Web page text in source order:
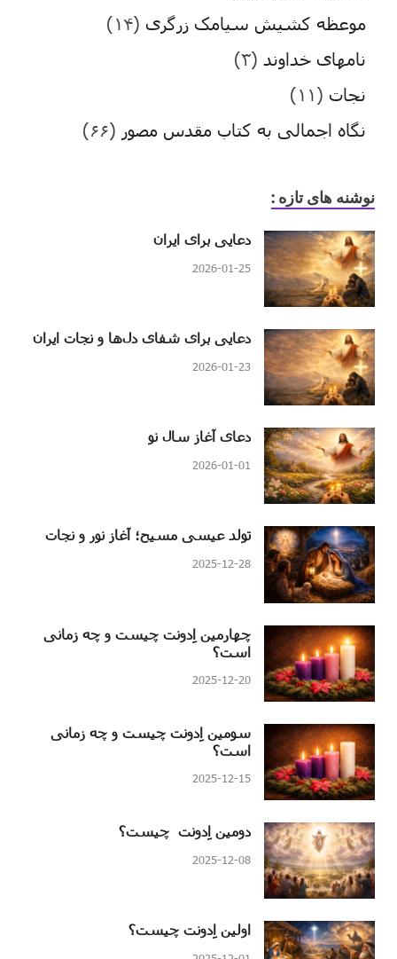
موعظه کشیش سیامک زرگری (۱۴)
نامهای خداوند (۳)
نجات (۱۱)
نگاه اجمالی به کتاب مقدس مصور (۶۶)
نوشنه های تازه :
دعایی برای ایران
2026-01-25
دعایی برای شفای دل‌ها و نجات ایران
2026-01-23
دعای آغاز سال نو
2026-01-01
تولد عیسی مسیح؛ آغاز نور و نجات
2025-12-28
چهارمین اِدونت چیست و چه زمانی
است؟
2025-12-20
سومین اِدونت چیست و چه زمانی
است؟
2025-12-15
دومین اِدونت چیست؟
2025-12-08
اولین اِدونت چیست؟